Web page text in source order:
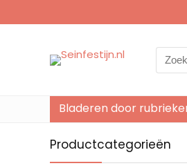
Search
for:
Bladeren door
Productcategorieën